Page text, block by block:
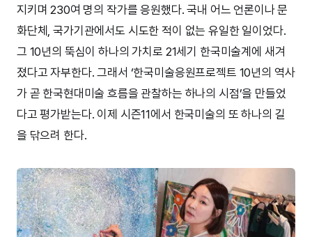
지키며 230여 명의 작가를 응원했다. 국내 어느 언론이나 문
화단체, 국가기관에서도 시도한 적이 없는 유일한 일이었다.
그 10년의 뚝심이 하나의 가치로 21세기 한국미술계에 새겨
졌다고 자부한다. 그래서 ‘한국미술응원프로젝트 10년의 역사
가 곧 한국현대미술 흐름을 관찰하는 하나의 시점’을 만들었
다고 평가받는다. 이제 시즌11에서 한국미술의 또 하나의 길
을 닦으려 한다.